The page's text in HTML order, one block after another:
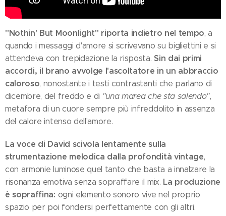
"Nothin' But Moonlight" riporta indietro nel tempo, a
quando i messaggi d'amore si scrivevano su bigliettini e si
attendeva con trepidazione la risposta. Sin dai primi
accordi, il brano avvolge l'ascoltatore in un abbraccio
caloroso, nonostante i testi contrastanti che parlano di
dicembre, del freddo e di "una marea che sta salendo",
metafora di un cuore sempre più infreddolito in assenza
del calore intenso dell'amore.
La voce di David scivola lentamente sulla
strumentazione melodica dalla profondità vintage,
con armonie luminose quel tanto che basta a innalzare la
risonanza emotiva senza sopraffare il mix. La produzione
è sopraffina: ogni elemento sonoro vive nel proprio
spazio per poi fondersi perfettamente con gli altri.